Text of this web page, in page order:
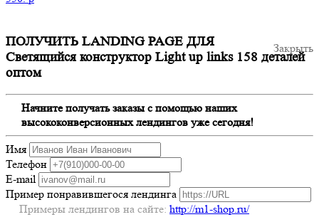
Закрыть
ПОЛУЧИТЬ LANDING PAGE ДЛЯ
Светящийся конструктор Light up links 158 деталей
оптом
Начните получать заказы с помощью наших
высококонверсионных лендингов уже сегодня!
Имя
Телефон
E-mail
Пример понравившегося лендинга
Примеры лендингов на сайте: http://m1-shop.ru/